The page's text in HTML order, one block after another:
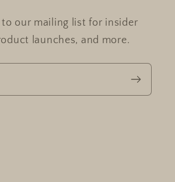
to our mailing list for insider
launches, and more.